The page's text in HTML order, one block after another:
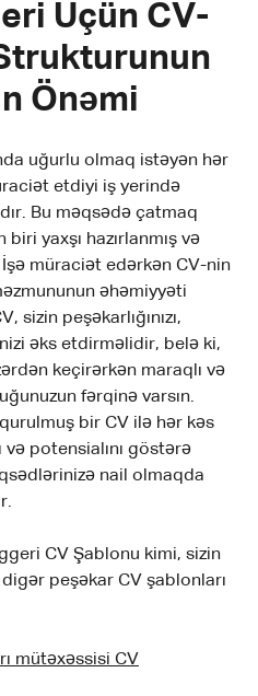
Üçün CV-
Önəmi
uğurlu olmaq istəyən hər
etdiyi iş yerində
Bu məqsədə çatmaq
yaxşı hazırlanmış və
müraciət edərkən CV-nin
əhəmiyyəti
sizin peşəkarlığınızı,
əks etdirməlidir, belə ki,
keçirərkən maraqlı və
fərqinə varsın.
bir CV ilə hər kəs
və potensialını göstərə
nail olmaqda
CV Şablonu kimi, sizin
peşəkar CV şablonları
mütəxəssisi CV